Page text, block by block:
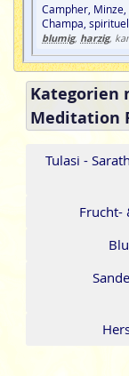
Campher,
Champa,
blumig, harzig,
Kategorien
Meditation
Tulasi -
Frucht-